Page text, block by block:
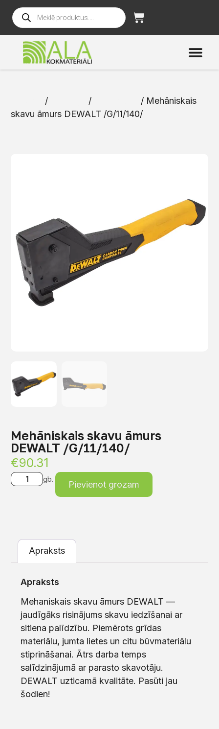
/ /
/ Mehāniskais
skavu āmurs DEWALT /G/11/140/
Mehāniskais skavu āmurs
DEWALT /G/11/140/
€90.31
gb.
Pievienot grozam
Apraksts
Apraksts
Mehaniskais skavu āmurs DEWALT —
jaudīgāks risinājums skavu iedzīšanai ar
sitiena palīdzību. Piemērots grīdas
materiālu, jumta lietes un citu būvmateriālu
stiprināšanai. Ātrs darba temps
salīdzinājumā ar parasto skavotāju.
DEWALT uzticamā kvalitāte. Pasūti jau
šodien!